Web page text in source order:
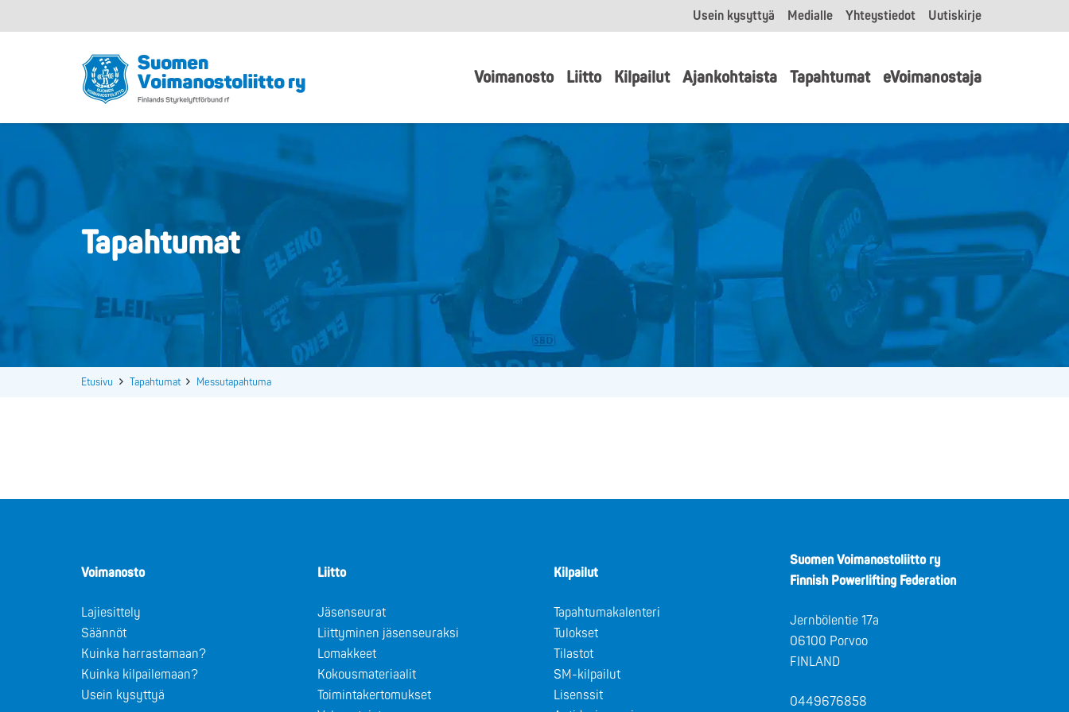
Usein kysyttyä Medialle Yhteystiedot Uutiskirje
Voimanosto Liitto Kilpailut Ajankohtaista Tapahtumat eVoimanostaja
Tapahtumat
Etusivu Tapahtumat Messutapahtuma
Voimanosto
Lajiesittely
Säännöt
Kuinka harrastamaan?
Kuinka kilpailemaan?
Usein kysyttyä
Liitto
Jäsenseurat
Liittyminen jäsenseuraksi
Lomakkeet
Kokousmateriaalit
Toimintakertomukset
Kilpailut
Tapahtumakalenteri
Tulokset
Tilastot
SM-kilpailut
Lisenssit
Suomen Voimanostoliitto ry
Finnish Powerlifting Federation
Jernbölentie 17a
06100 Porvoo
FINLAND
0449676858